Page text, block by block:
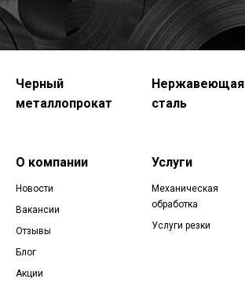
Черный
металлопрокат
Нержавеющая
сталь
О компании
Новости
Вакансии
Отзывы
Блог
Акции
Услуги
Механическая
обработка
Услуги резки